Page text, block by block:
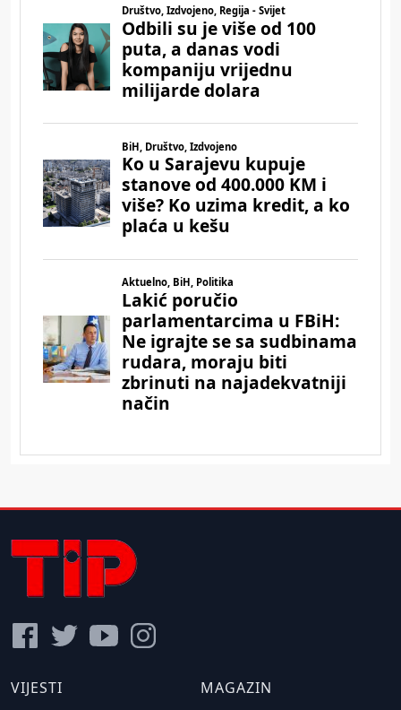
VIJESTI
MAGAZIN